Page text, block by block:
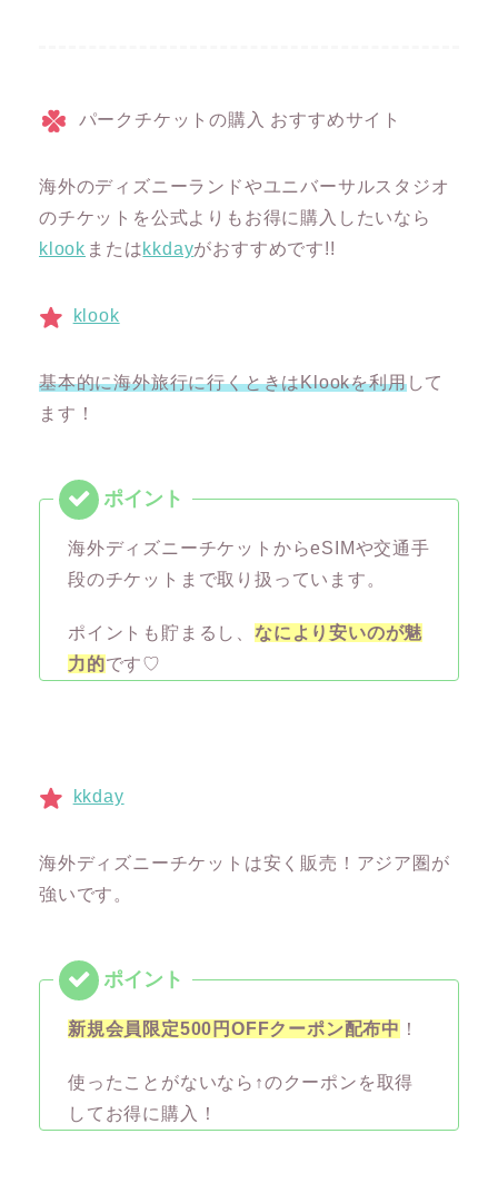
パークチケットの購入 おすすめサイト
海外のディズニーランドやユニバーサルスタジオ
のチケットを公式よりもお得に購入したいなら
klook またはkkdayがおすすめです!!
klook
基本的に海外旅行に行くときはKlookを利用して
ます！
海外ディズニーチケットからeSIMや交通手
段のチケットまで取り扱っています。
ポイントも貯まるし、 なにより安いのが魅
力的です♡
kkday
海外ディズニーチケットは安く販売！アジア圏が
強いです。
新規会員限定500円OFFクーポン配布中 ！
使ったことがないなら↑のクーポンを取得
してお得に購入！